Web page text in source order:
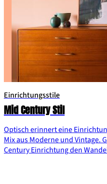
Einrichtungsstile
Mid Century Stil
Optisch erinnert eine
Mix aus Moderne und Vintage.
Century Einrichtung den